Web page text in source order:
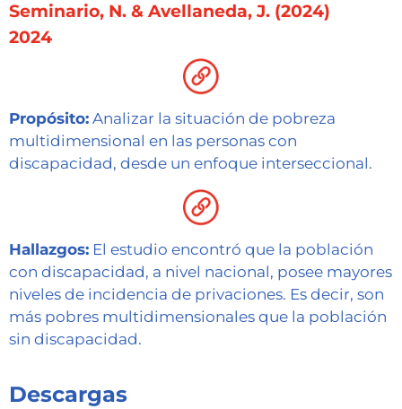
Contacto
Seminario, N. & Avellaneda, J. (2024)
2024
Propósito: Analizar la situación de pobreza
multidimensional en las personas con
discapacidad, desde un enfoque interseccional.
Hallazgos: El estudio encontró que la población
con discapacidad, a nivel nacional, posee mayores
niveles de incidencia de privaciones. Es decir, son
más pobres multidimensionales que la población
sin discapacidad.
Descargas